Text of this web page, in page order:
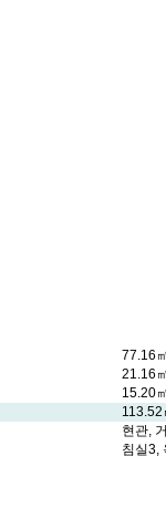
77.16
21.16
15.20
현관,
침실3,